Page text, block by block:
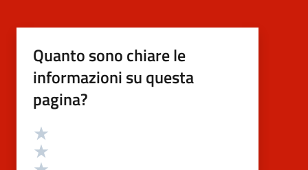
Quanto sono chiare le
informazioni su questa
pagina?
Valutazione